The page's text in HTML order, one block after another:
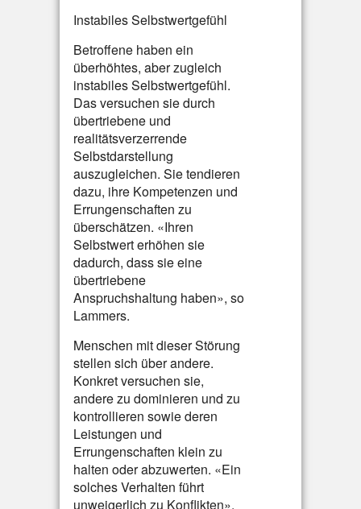
Instabiles Selbstwertgefühl
Betroffene haben ein
überhöhtes, aber zugleich
instabiles Selbstwertgefühl.
Das versuchen sie durch
übertriebene und
realitätsverzerrende
Selbstdarstellung
auszugleichen. Sie tendieren
dazu, ihre Kompetenzen und
Errungenschaften zu
überschätzen. «Ihren
Selbstwert erhöhen sie
dadurch, dass sie eine
übertriebene
Anspruchshaltung haben», so
Lammers.
Menschen mit dieser Störung
stellen sich über andere.
Konkret versuchen sie,
andere zu dominieren und zu
kontrollieren sowie deren
Leistungen und
Errungenschaften klein zu
halten oder abzuwerten. «Ein
solches Verhalten führt
unweigerlich zu Konflikten»,